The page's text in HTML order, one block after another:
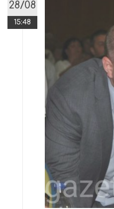
28/08
15:48